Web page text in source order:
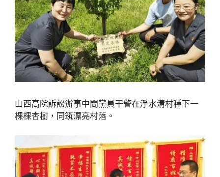
山西高院訴訟辦事中間黨員干警在淨水溝村種下一
棵棵杏樹，同筑漂亮村落。